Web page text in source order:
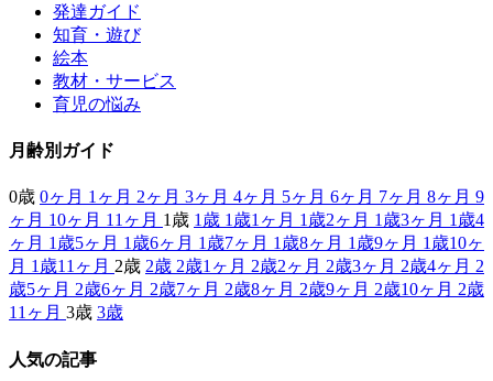
発達ガイド
知育・遊び
絵本
教材・サービス
育児の悩み
月齢別ガイド
0歳 0ヶ月 1ヶ月 2ヶ月 3ヶ月 4ヶ月 5ヶ月 6ヶ月 7ヶ月 8ヶ月 9
ヶ月 10ヶ月 11ヶ月 1歳 1歳 1歳1ヶ月 1歳2ヶ月 1歳3ヶ月 1歳4
ヶ月 1歳5ヶ月 1歳6ヶ月 1歳7ヶ月 1歳8ヶ月 1歳9ヶ月 1歳10ヶ
月 1歳11ヶ月 2歳 2歳 2歳1ヶ月 2歳2ヶ月 2歳3ヶ月 2歳4ヶ月 2
歳5ヶ月 2歳6ヶ月 2歳7ヶ月 2歳8ヶ月 2歳9ヶ月 2歳10ヶ月 2歳
11ヶ月 3歳 3歳
人気の記事